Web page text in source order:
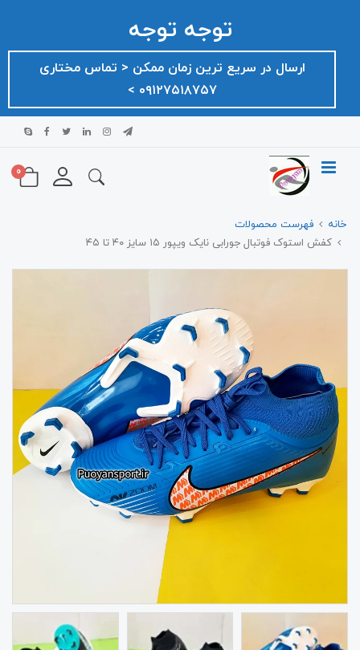
توجه توجه
ارسال در سریع ترین زمان ممکن ‌< تماس مختاری
۰۹۱۲۷۵۱۸۷۵۷ >
0
خانه
فهرست محصولات
کفش استوک فوتبال جورابی نایک ویپور ۱۵ سایز ۴۰ تا ۴۵